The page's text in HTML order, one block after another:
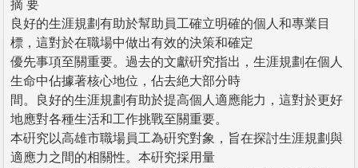
摘 要
良好的生涯規劃有助於幫助員工確立明確的個人和專業目
標，這對於在職場中做出有效的決策和確定
優先事項至關重要。過去的文獻硏究指出，生涯規劃在個人
生命中佔據著核心地位，佔去絶大部分時
間。良好的生涯規劃有助於提高個人適應能力，這對於更好
地應對各種生活和工作挑戰至關重要。
本硏究以高雄市職場員工為硏究對象，旨在探討生涯規劃與
適應力之間的相關性。本硏究採用量